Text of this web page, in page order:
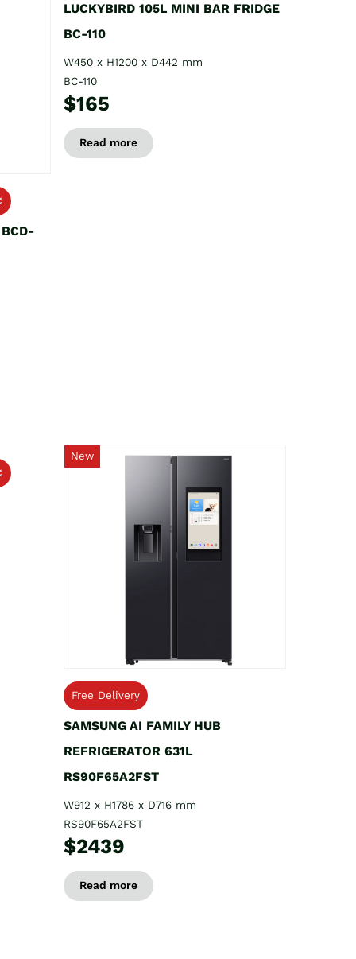
LUCKYBIRD 105L MINI BAR FRIDGE
BC-110
W450 x H1200 x D442 mm
BC-110
$165
Read more
New
Free Delivery
SAMSUNG AI FAMILY HUB
REFRIGERATOR 631L
RS90F65A2FST
W912 x H1786 x D716 mm
RS90F65A2FST
$2439
Read more